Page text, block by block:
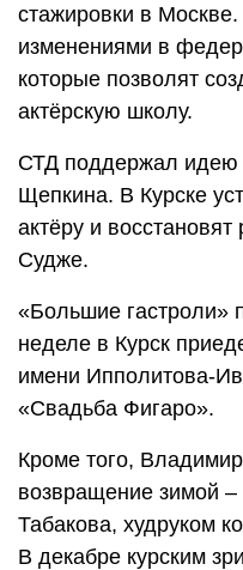
стажировки в
изменениями в
которые позволят
актёрскую школу.
СТД поддержал идею
Щепкина. В Курске
актёру и
Судже.
«Большие гастроли»
неделе в Курск
имени Ипполитова-
«Свадьба Фигаро».
Кроме того,
возвращение зимой
Табакова, худруком
В декабре курским